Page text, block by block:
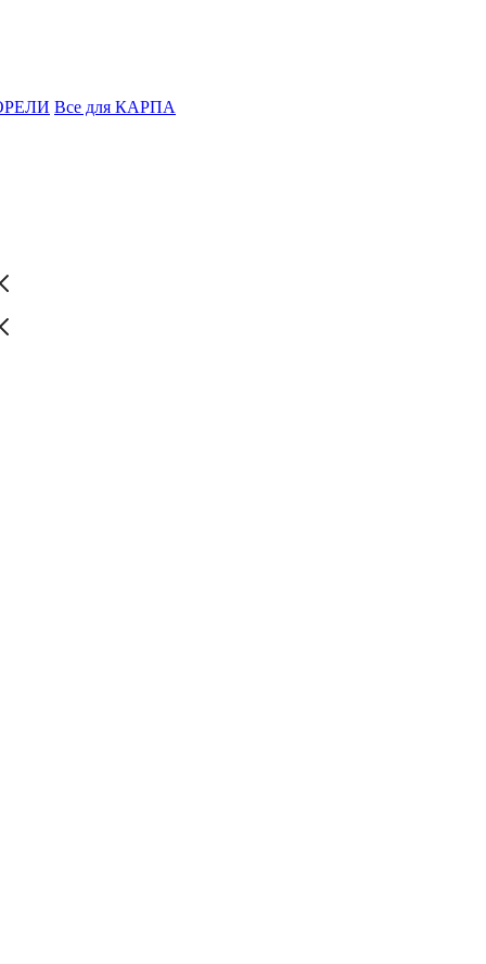
Все для КАРПА